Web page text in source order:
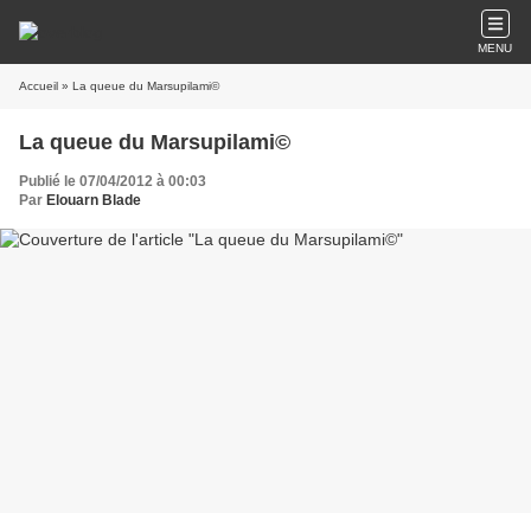
MENU
Accueil » La queue du Marsupilami©
La queue du Marsupilami©
Publié le 07/04/2012 à 00:03
Par Elouarn Blade